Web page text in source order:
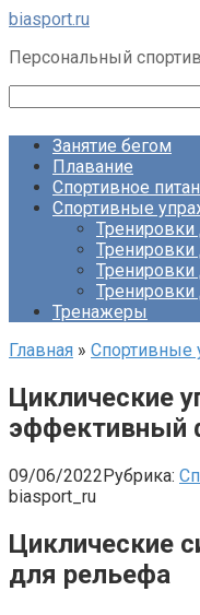
Перейти
контенту
biasport.ru
Персональный
Занятие бегом
Плавание
Спортивное
Спортивные
Тренажеры
Главная » Спортивные
Циклические
эффективный
09/06/2022Рубрика:
biasport_ru
Циклические
для рельефа